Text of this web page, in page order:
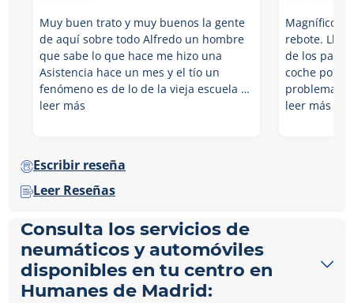
Muy buen trato y muy buenos la gente
de aquí sobre todo Alfredo un hombre
que sabe lo que hace me hizo una
Asistencia hace un mes y el tío un
fenómeno es de lo de la vieja escuela …
leer más
Magnífico
rebote.
de los
coche por el
problema
leer más
Escribir reseña
Leer Reseñas
Consulta los servicios de
neumáticos y automóviles
disponibles en tu centro en
Humanes de Madrid: